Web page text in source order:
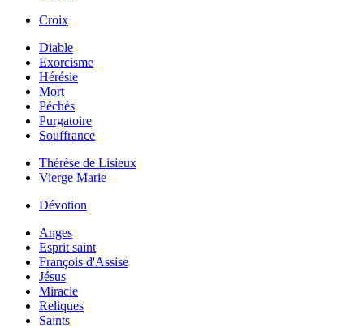
Croix
Diable
Exorcisme
Hérésie
Mort
Péchés
Purgatoire
Souffrance
Thérèse de Lisieux
Vierge Marie
Dévotion
Anges
Esprit saint
François d'Assise
Jésus
Miracle
Reliques
Saints